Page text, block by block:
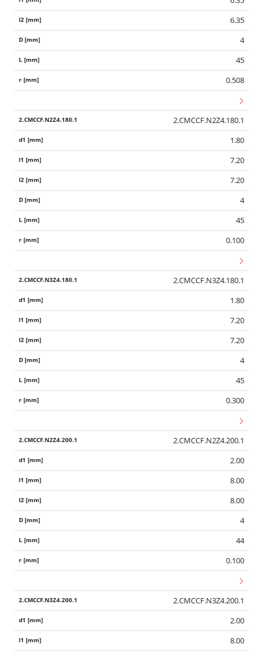
6.35
4
45
0.508
2.CMCCF.N2Z4.180.1
1.80
7.20
7.20
4
45
0.100
2.CMCCF.N3Z4.180.1
1.80
7.20
7.20
4
45
0.300
2.CMCCF.N2Z4.200.1
2.00
8.00
8.00
4
44
0.100
2.CMCCF.N3Z4.200.1
2.00
8.00